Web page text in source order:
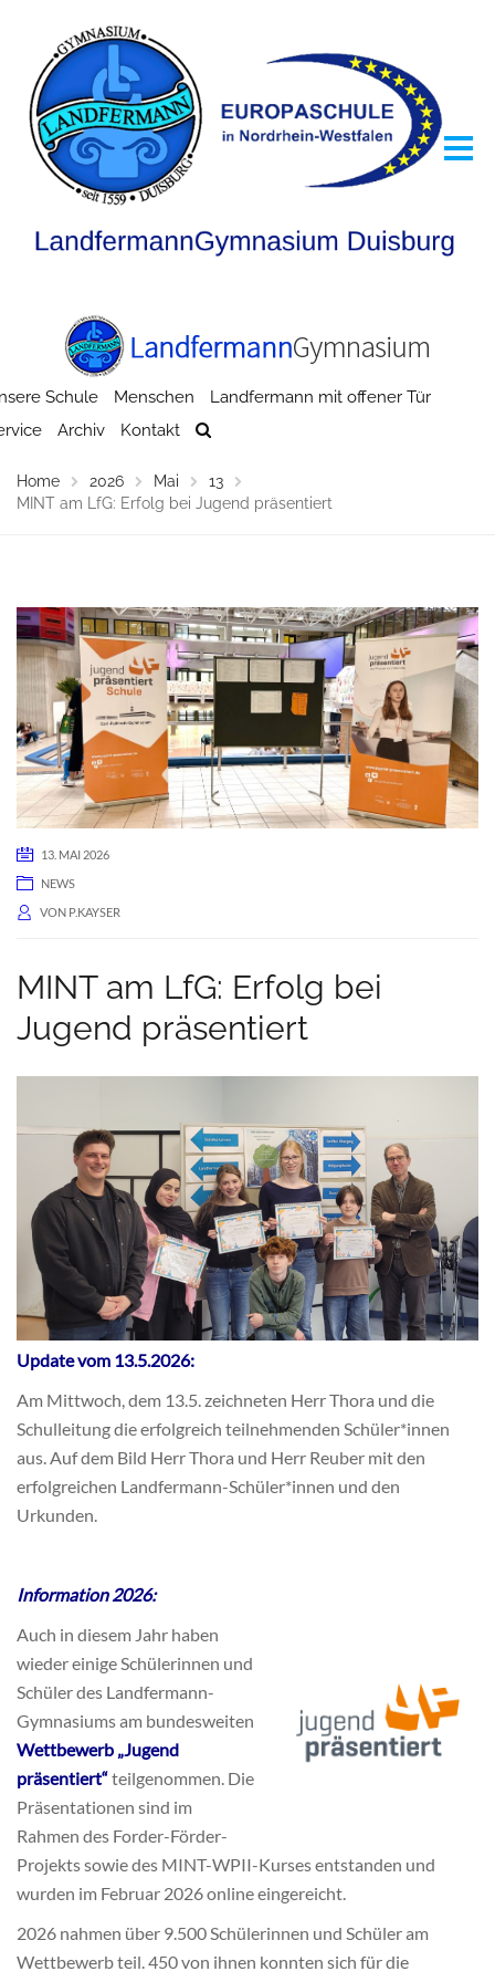
Schule Menschen
Landfermann mit offener Tür
Archiv Kontakt
Home 2026 Mai
13
MINT am LfG: Erfolg bei Jugend präsentiert
13. MAI 2026
NEWS
VON P.KAYSER
MINT am LfG: Erfolg bei
Jugend präsentiert
Update vom 13.5.2026:
Am Mittwoch, dem 13.5. zeichneten Herr Thora und die
Schulleitung die erfolgreich teilnehmenden Schüler*innen
aus. Auf dem Bild Herr Thora und Herr Reuber mit den
erfolgreichen Landfermann-Schüler*innen und den
Urkunden.
Information 2026:
Auch in diesem Jahr haben
wieder einige Schülerinnen und
Schüler des Landfermann-
Gymnasiums am bundesweiten
Wettbewerb „Jugend
präsentiert“teilgenommen. Die
Präsentationen sind im
Rahmen des Forder-Förder-
Projekts sowie des MINT-WPII-Kurses entstanden und
wurden im Februar 2026 online eingereicht.
2026 nahmen über 9.500 Schülerinnen und Schüler am
Wettbewerb teil. 450 von ihnen konnten sich für die